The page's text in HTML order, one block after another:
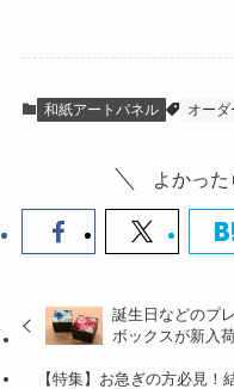
和紙アートパネル オー
よかった
誕生日などのプ
ボックスが新入
【特集】お急ぎの方必見